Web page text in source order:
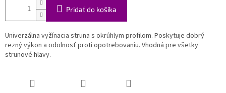
Pridať do košíka
Univerzálna vyžínacia struna s okrúhlym profilom. Poskytuje dobrý
rezný výkon a odolnosť proti opotrebovaniu. Vhodná pre všetky
strunové hlavy.